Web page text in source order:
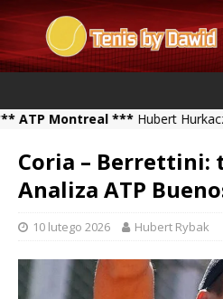
Montreal ***Hubert Hurkacz 6-3,
Coria – Berrettini:
Analiza ATP
10 lutego 2026 Hubert Rybak